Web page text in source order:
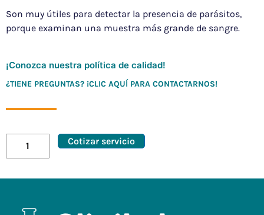
Son muy útiles para detectar la presencia de parásitos,
porque examinan una muestra más grande de sangre.
¡Conozca nuestra política de calidad!
¿TIENE PREGUNTAS? ¡CLIC AQUÍ PARA CONTACTARNOS!
Cotizar servicio